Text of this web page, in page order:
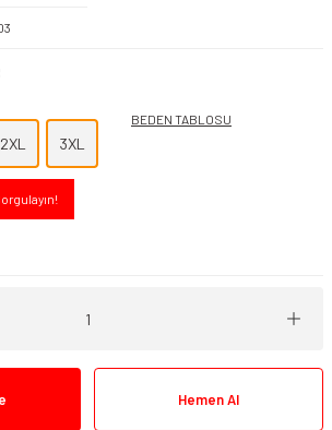
2XL 3XL
BEDEN TABLOSU
Hemen Al